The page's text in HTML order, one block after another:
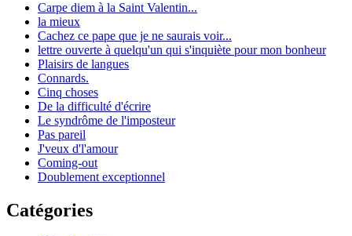
Carpe diem à la Saint Valentin...
la mieux
Cachez ce pape que je ne saurais voir...
lettre ouverte à quelqu'un qui s'inquiète pour mon bonheur
Plaisirs de langues
Connards.
Cinq choses
De la difficulté d'écrire
Le syndrôme de l'imposteur
Pas pareil
J'veux d'l'amour
Coming-out
Doublement exceptionnel
Catégories